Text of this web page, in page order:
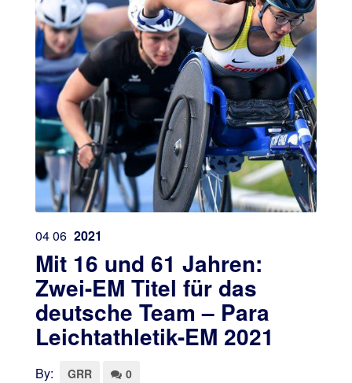
0406 2021
Mit 16 und 61 Jahren:
Zwei-EM Titel für das
deutsche Team – Para
Leichtathletik-EM 2021
By: GRR 0